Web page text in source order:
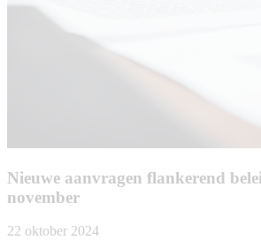
Nieuwe aanvragen flankerend
november
22 oktober 2024